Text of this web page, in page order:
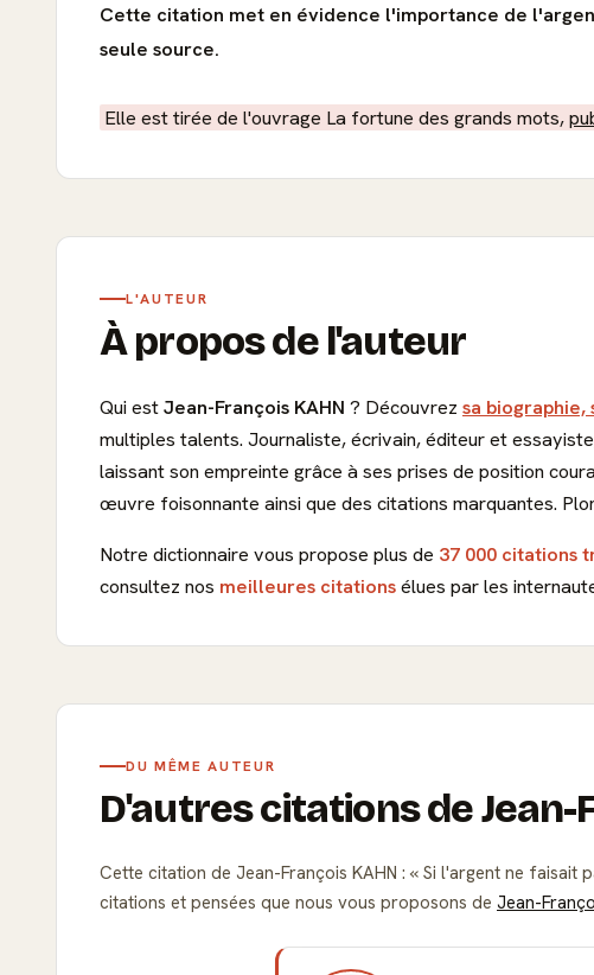
Cette citation met en évidence l'importance de
seule source.
Elle est tirée de l'ouvrage La fortune des grands mots,
L'AUTEUR
À propos de l'auteur
Qui estJean-François KAHN ? Découvrez sa biographie,
multiples talents. Journaliste, écrivain, éditeur et
laissant son empreinte grâce à ses prises de position
œuvre foisonnante ainsi que des citations marquantes.
Notre dictionnaire vous propose plus de 37 000 citations
consultez nos meilleures citationsélues par les
DU MÊME AUTEUR
D'autres citations de Jean-
Cette citation de Jean-François KAHN : Si l'argent ne faisait
citations et pensées que nous vous proposons de Jean-